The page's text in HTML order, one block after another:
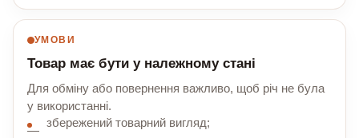
УМОВИ
Товар має бути у належному стані
Для обміну або повернення важливо, щоб річ не була
у використанні.
збережений товарний вигляд;